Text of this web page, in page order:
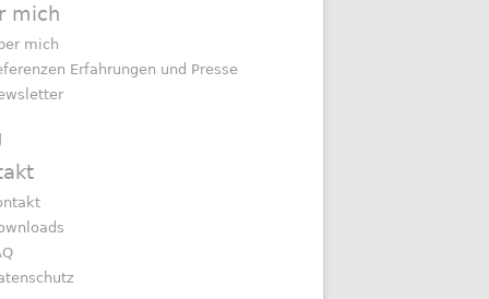
mich
mich
Erfahrungen und Presse